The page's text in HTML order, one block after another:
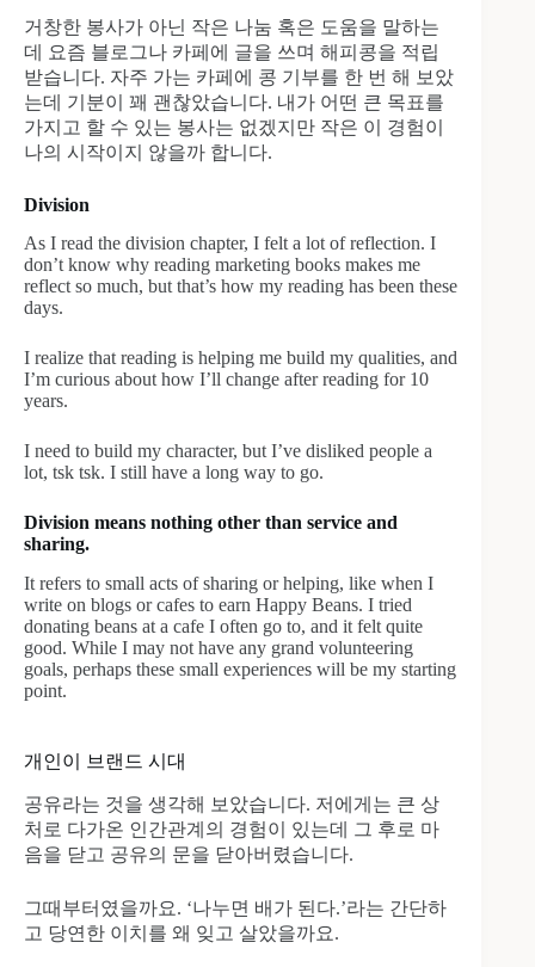
거창한 봉사가 아닌 작은 나눔 혹은 도움을 말하는
데 요즘 블로그나 카페에 글을 쓰며 해피콩을 적립
받습니다. 자주 가는 카페에 콩 기부를 한 번 해 보았
는데 기분이 꽤 괜찮았습니다. 내가 어떤 큰 목표를
가지고 할 수 있는 봉사는 없겠지만 작은 이 경험이
나의 시작이지 않을까 합니다.
Division
As I read the division chapter, I felt a lot of reflection. I
don’t know why reading marketing books makes me
reflect so much, but that’s how my reading has been these
days.
I realize that reading is helping me build my qualities, and
I’m curious about how I’ll change after reading for 10
years.
I need to build my character, but I’ve disliked people a
lot, tsk tsk. I still have a long way to go.
Division means nothing other than service and
sharing.
It refers to small acts of sharing or helping, like when I
write on blogs or cafes to earn Happy Beans. I tried
donating beans at a cafe I often go to, and it felt quite
good. While I may not have any grand volunteering
goals, perhaps these small experiences will be my starting
point.
개인이 브랜드 시대
공유라는 것을 생각해 보았습니다. 저에게는 큰 상
처로 다가온 인간관계의 경험이 있는데 그 후로 마
음을 닫고 공유의 문을 닫아버렸습니다.
그때부터였을까요. ‘나누면 배가 된다.’라는 간단하
고 당연한 이치를 왜 잊고 살았을까요.